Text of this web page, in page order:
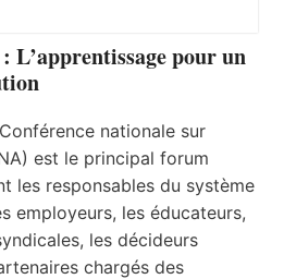
L’apprentissage pour un
nationale sur
est le principal forum
les responsables du système
employeurs, les éducateurs,
les décideurs
chargés des